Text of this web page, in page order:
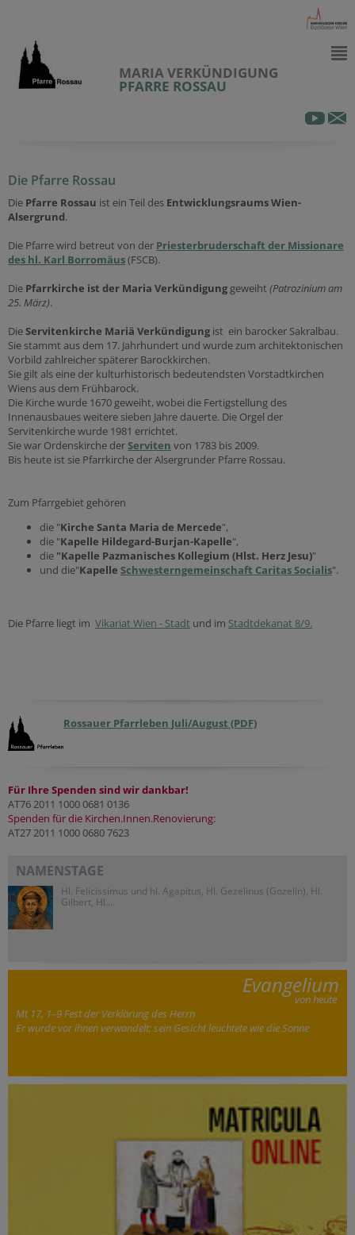
MARIA VERKÜNDIGUNG
PFARRE ROSSAU
Die Pfarre Rossau
Die Pfarre Rossau ist ein Teil des Entwicklungsraums Wien-
Alsergrund.
Die Pfarre wird betreut von der Priesterbruderschaft der Missionare
des hl. Karl Borromäus(FSCB).
Die Pfarrkirche ist der Maria Verkündigung geweiht (Patrozinium am
25. März).
DieServitenkirche Mariä Verkündigung ist ein barocker Sakralbau.
Sie stammt aus dem 17. Jahrhundert und wurde zum architektonischen
Vorbild zahlreicher späterer Barockkirchen.
Sie gilt als eine der kulturhistorisch bedeutendsten Vorstadtkirchen
Wiens aus dem Frühbarock.
Die Kirche wurde 1670 geweiht, wobei die Fertigstellung des
Innenausbaues weitere sieben Jahre dauerte. Die Orgel der
Servitenkirche wurde 1981 errichtet.
Sie war Ordenskirche derServiten von 1783 bis 2009.
Bis heute ist sie Pfarrkirche der Alsergrunder Pfarre Rossau.
Zum Pfarrgebiet gehören
die "Kirche Santa Maria de Mercede",
die "Kapelle Hildegard-Burjan-Kapelle",
die "Kapelle Pazmanisches Kollegium (Hlst. Herz Jesu)"
und die"Kapelle Schwesterngemeinschaft Caritas Socialis".
Die Pfarre liegt im Vikariat Wien - Stadt und im Stadtdekanat 8/9.
Rossauer Pfarrleben Juli/August (PDF)
Für Ihre Spenden sind wir dankbar!
AT76 2011 1000 0681 0136
Spenden für die Kirchen.Innen.Renovierung:
AT27 2011 1000 0680 7623
NAMENSTAGE
Hl. Felicissimus und hl. Agapitus, Hl. Gezelinus (Gozelin), Hl.
Gilbert, Hl....
Evangelium
von heute
Mt 17, 1–9 Fest der Verklärung des Herrn
Er wurde vor ihnen verwandelt; sein Gesicht leuchtete wie die Sonne